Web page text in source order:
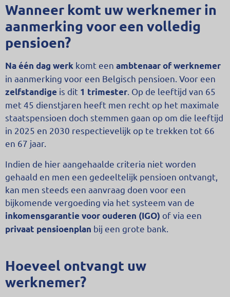
Wanneer komt uw werknemer in
aanmerking voor een volledig
pensioen?
Na één dag werk komt een ambtenaar of werknemer
in aanmerking voor een Belgisch pensioen. Voor een
zelfstandige is dit 1 trimester. Op de leeftijd van 65
met 45 dienstjaren heeft men recht op het maximale
staatspensioen doch stemmen gaan op om die leeftijd
in 2025 en 2030 respectievelijk op te trekken tot 66
en 67 jaar.
Indien de hier aangehaalde criteria niet worden
gehaald en men een gedeeltelijk pensioen ontvangt,
kan men steeds een aanvraag doen voor een
bijkomende vergoeding via het systeem van de
inkomensgarantie voor ouderen (IGO) of via een
privaat pensioenplan bij een grote bank.
Hoeveel ontvangt uw
werknemer?